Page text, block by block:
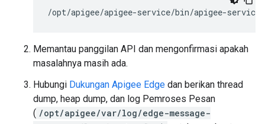
Memantau panggilan API dan mengonfirmasi apakah
masalahnya masih ada.
Hubungi Dukungan Apigee Edge dan berikan thread
dump, heap dump, dan log Pemroses Pesan
( /opt/apigee/var/log/edge-message-